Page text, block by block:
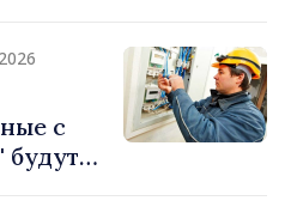
с
будут